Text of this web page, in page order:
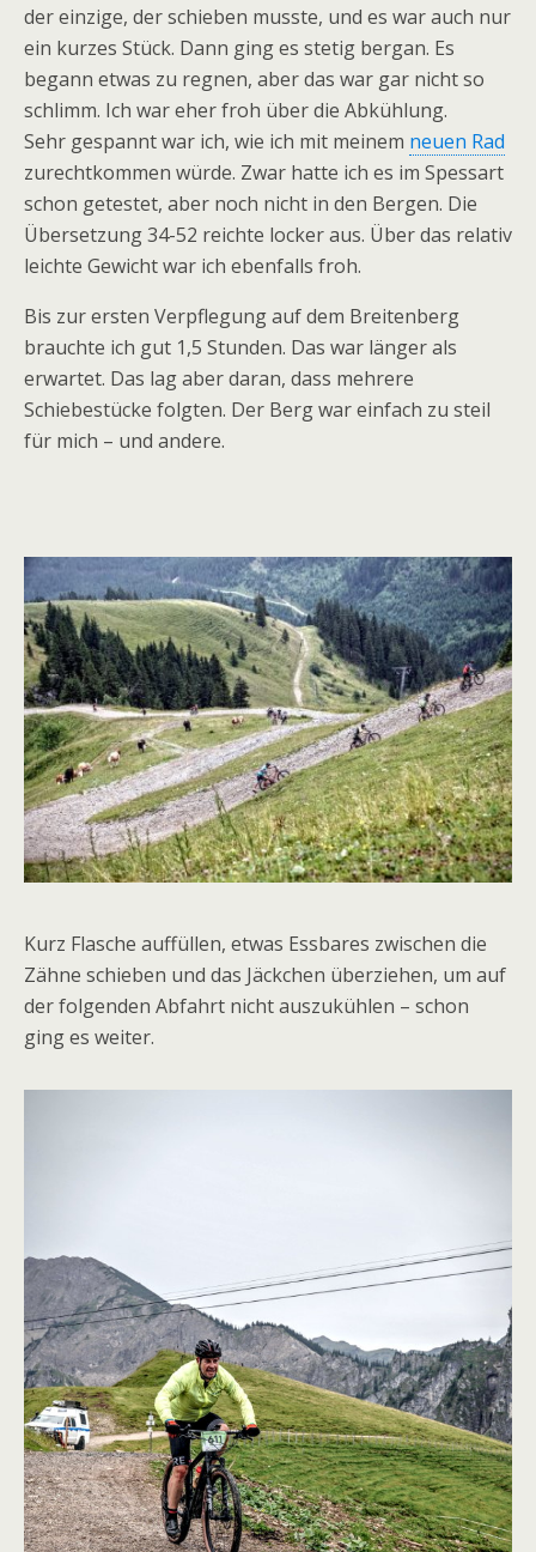
der einzige, der schieben musste, und es war auch nur
ein kurzes Stück. Dann ging es stetig bergan. Es
begann etwas zu regnen, aber das war gar nicht so
schlimm. Ich war eher froh über die Abkühlung.
Sehr gespannt war ich, wie ich mit meinem neuen Rad
zurechtkommen würde. Zwar hatte ich es im Spessart
schon getestet, aber noch nicht in den Bergen. Die
Übersetzung 34-52 reichte locker aus. Über das relativ
leichte Gewicht war ich ebenfalls froh.
Bis zur ersten Verpflegung auf dem Breitenberg
brauchte ich gut 1,5 Stunden. Das war länger als
erwartet. Das lag aber daran, dass mehrere
Schiebestücke folgten. Der Berg war einfach zu steil
für mich – und andere.
Kurz Flasche auffüllen, etwas Essbares zwischen die
Zähne schieben und das Jäckchen überziehen, um auf
der folgenden Abfahrt nicht auszukühlen – schon
ging es weiter.